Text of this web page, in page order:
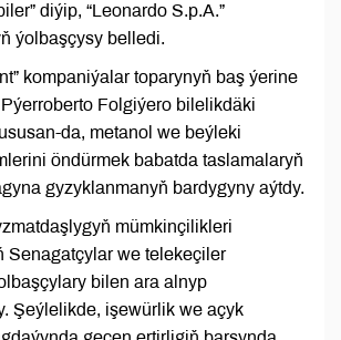
diýip, “Leonardo S.p.A.”
ýolbaşçysy belledi.
kompaniýalar toparynyň baş ýerine
Folgiýero bilelikdäki
da, metanol we beýleki
öndürmek babatda taslamalaryň
gyzyklanmanyň bardygyny aýtdy.
mümkinçilikleri
Senagatçylar we telekeçiler
bilen ara alnyp
Şeýlelikde, işewürlik we açyk